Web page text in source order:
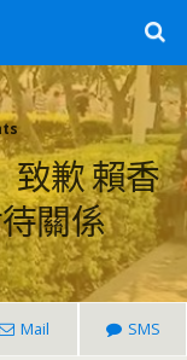
致歉 賴香
關係
Mail SMS